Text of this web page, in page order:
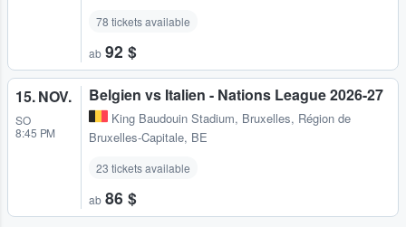
78 tickets available
ab 92 $
15. NOV.
SO
8:45 PM
Belgien vs Italien - Nations League 2026-27
King Baudouin Stadium, Bruxelles, Région de
Bruxelles-Capitale, BE
23 tickets available
ab 86 $